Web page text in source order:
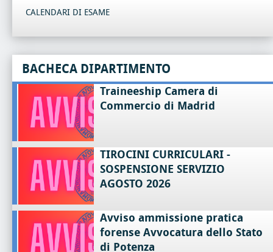
CALENDARI DI ESAME
BACHECA DIPARTIMENTO
Traineeship Camera di
Commercio di Madrid
TIROCINI CURRICULARI -
SOSPENSIONE SERVIZIO
AGOSTO 2026
Avviso ammissione pratica
forense Avvocatura dello Stato
di Potenza